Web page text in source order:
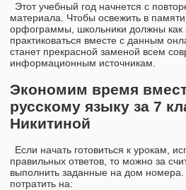
Этот учебный год начнется с
материала. Чтобы освежить в
орфограммы, школьники должны как
практиковаться вместе с данным
станет прекрасной заменой всем
информационным источникам.
Экономим время
русскому языку за 7
Никитиной
Если начать готовиться к урокам,
правильных ответов, то можно за
выполнить заданные на дом
потратить на: